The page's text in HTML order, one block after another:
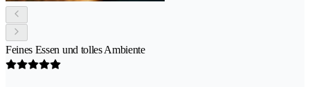
Feines Essen und tolles Ambiente